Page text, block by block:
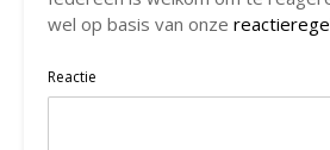
wel op basis van onze
Reactie